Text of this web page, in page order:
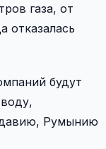
газа, от
отказалась
будут
Румынию